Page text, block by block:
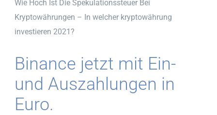
Wie Hoch Ist Die Spekulationssteuer Bei
Kryptowährungen – In welcher kryptowährung
investieren 2021?
Binance jetzt mit Ein-
und Auszahlungen in
Euro.